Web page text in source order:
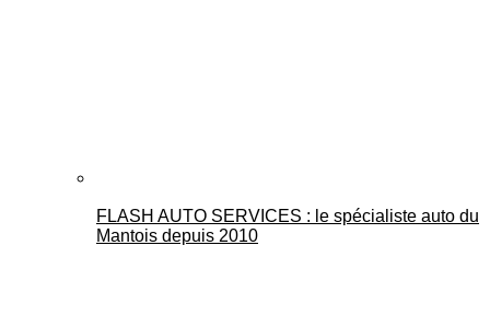
FLASH AUTO SERVICES : le spécialiste auto du
Mantois depuis 2010